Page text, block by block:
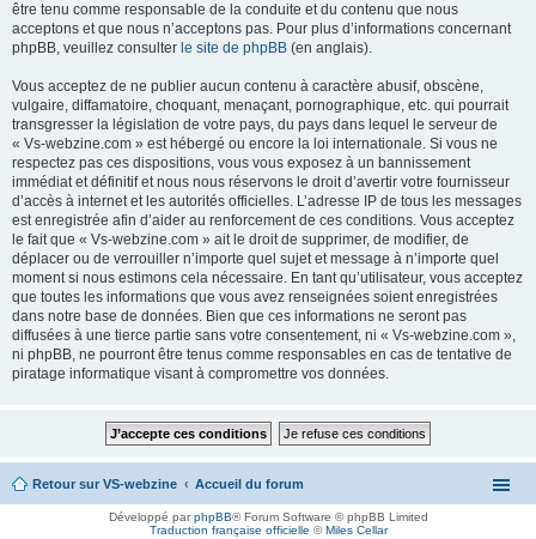
être tenu comme responsable de la conduite et du contenu que nous
acceptons et que nous n’acceptons pas. Pour plus d’informations concernant
phpBB, veuillez consulter le site de phpBB (en anglais).
Vous acceptez de ne publier aucun contenu à caractère abusif, obscène,
vulgaire, diffamatoire, choquant, menaçant, pornographique, etc. qui pourrait
transgresser la législation de votre pays, du pays dans lequel le serveur de
« Vs-webzine.com » est hébergé ou encore la loi internationale. Si vous ne
respectez pas ces dispositions, vous vous exposez à un bannissement
immédiat et définitif et nous nous réservons le droit d’avertir votre fournisseur
d’accès à internet et les autorités officielles. L’adresse IP de tous les messages
est enregistrée afin d’aider au renforcement de ces conditions. Vous acceptez
le fait que « Vs-webzine.com » ait le droit de supprimer, de modifier, de
déplacer ou de verrouiller n’importe quel sujet et message à n’importe quel
moment si nous estimons cela nécessaire. En tant qu’utilisateur, vous acceptez
que toutes les informations que vous avez renseignées soient enregistrées
dans notre base de données. Bien que ces informations ne seront pas
diffusées à une tierce partie sans votre consentement, ni « Vs-webzine.com »,
ni phpBB, ne pourront être tenus comme responsables en cas de tentative de
piratage informatique visant à compromettre vos données.
Retour sur VS-webzine Accueil du forum
Développé parphpBB® Forum Software © phpBB Limited
Traduction française officielle ©Miles Cellar